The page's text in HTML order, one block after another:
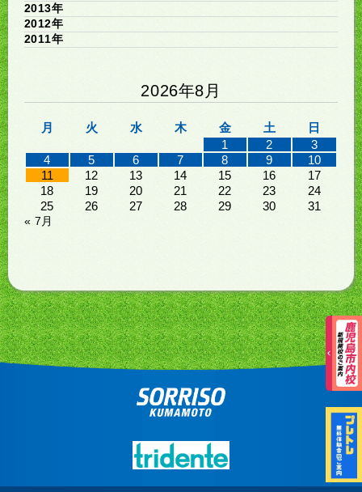
2013年
2012年
2011年
2026年8月
月 火 水 木 金 土
日
1
2
3
4
5 6 7 8 9
10
11
12 13 14 15 16
17
18
19 20 21 22 23
24
25
26 27 28 29 30 31
« 7月